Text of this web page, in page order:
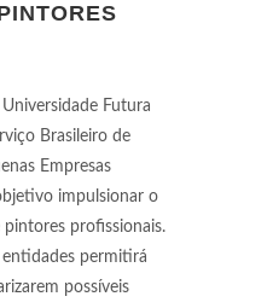
Futura
Brasileiro de
Empresas
impulsionar o
profissionais.
entidades permitirá
possíveis